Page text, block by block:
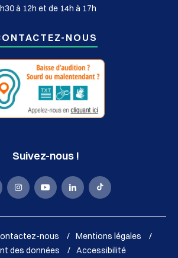
à 12h et de 14h à 17h
NOUS
Suivez-nous !
La
Sassenage
La
Sassenage
La
Sassenage
La
Sassenage
nous
Mentions légales
des données
Accessibilité